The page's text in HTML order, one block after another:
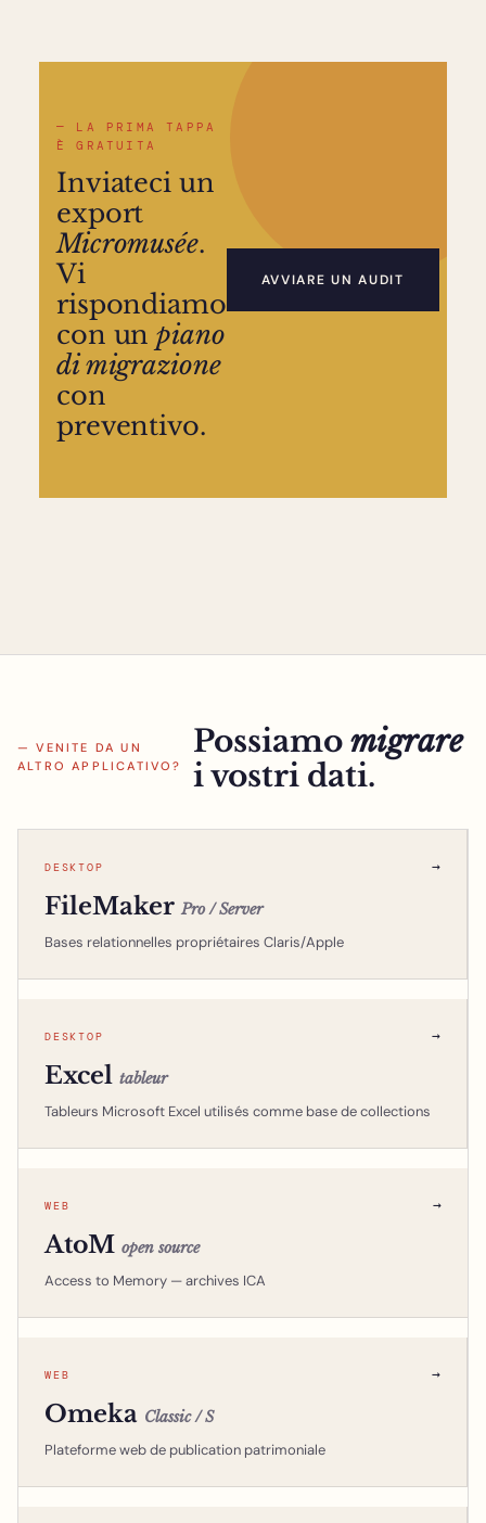
0 €
IN LICENZE
— LA PRIMA TAPPA
È GRATUITA
Inviateci un
export
Micromusée.
Vi
rispondiamo
con unpiano
di migrazione
con
preventivo.
AVVIARE UN AUDIT
— VENITE DA UN
ALTRO APPLICATIVO?
Possiamomigrare
i vostri dati.
DESKTOP →
FileMakerPro / Server
Bases relationnelles propriétaires Claris/Apple
DESKTOP →
Excel tableur
Tableurs Microsoft Excel utilisés comme base de collections
WEB →
AtoM open source
Access to Memory — archives ICA
WEB →
Omeka Classic / S
Plateforme web de publication patrimoniale